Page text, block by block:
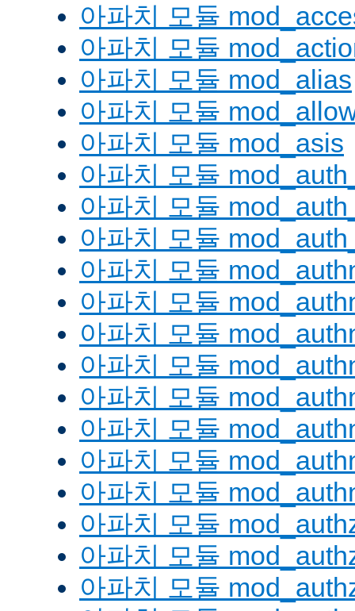
아파치 모듈
아파치 모듈
아파치 모듈 mod_alias
아파치 모듈
아파치 모듈 mod_asis
아파치 모듈
아파치 모듈
아파치 모듈
아파치 모듈
아파치 모듈
아파치 모듈
아파치 모듈
아파치 모듈
아파치 모듈
아파치 모듈
아파치 모듈
아파치 모듈
아파치 모듈
아파치 모듈